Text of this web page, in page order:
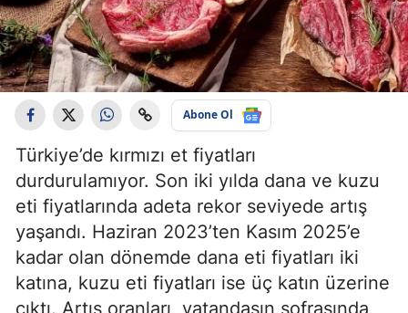
Abone Ol
Türkiye’de kırmızı et fiyatları
durdurulamıyor. Son iki yılda dana ve kuzu
eti fiyatlarında adeta rekor seviyede artış
yaşandı. Haziran 2023’ten Kasım 2025’e
kadar olan dönemde dana eti fiyatları iki
katına, kuzu eti fiyatları ise üç katın üzerine
çıktı. Artış oranları, vatandaşın sofrasında